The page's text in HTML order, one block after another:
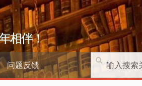
相伴！
问题反馈